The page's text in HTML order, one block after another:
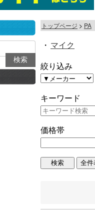
トップページ PA
・ マイク
絞り込み
キーワード
価格帯